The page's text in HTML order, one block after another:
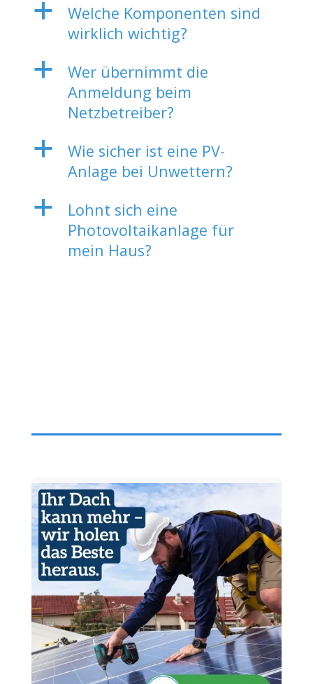
a
Welche Komponenten sind
wirklich wichtig?
a
Wer übernimmt die
Anmeldung beim
Netzbetreiber?
a
Wie sicher ist eine PV-
Anlage bei Unwettern?
a
Lohnt sich eine
Photovoltaikanlage für
mein Haus?